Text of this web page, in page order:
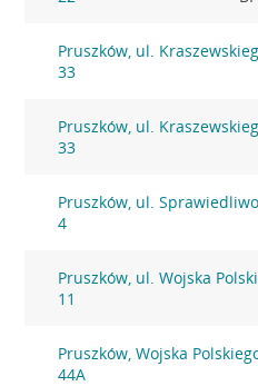
Pruszków, ul.
33
Pruszków, ul.
33
Pruszków, ul.
4
Pruszków, ul. Wojska
11
Pruszków, Wojska
44A